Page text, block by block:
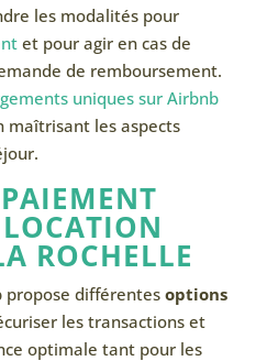
les modalités pour
et pour agir en cas de
de remboursement.
uniques sur Airbnb
maîtrisant les aspects
ROCHELLE
propose différentes options
les transactions et
optimale tant pour les